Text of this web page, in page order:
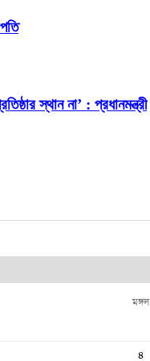
স্থান না’ : প্রধানমন্ত্রী
মঙ্গল
৪